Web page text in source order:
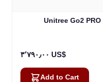
٣٬٧٩٠٫٠٠ US$
Add to Cart